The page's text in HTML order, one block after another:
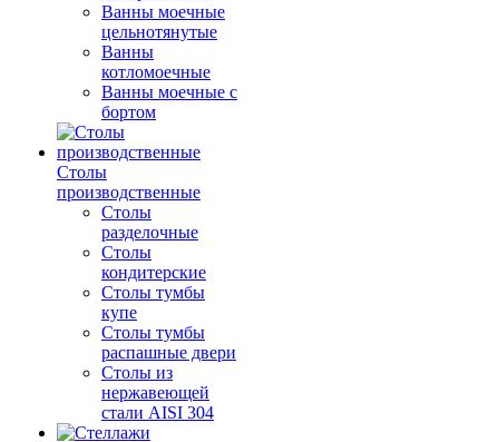
Ванны моечные
цельнотянутые
Ванны
котломоечные
Ванны моечные с
бортом
Столы
производственные
Столы
разделочные
Столы
кондитерские
Столы тумбы
купе
Столы тумбы
распашные двери
Столы из
нержавеющей
стали AISI 304